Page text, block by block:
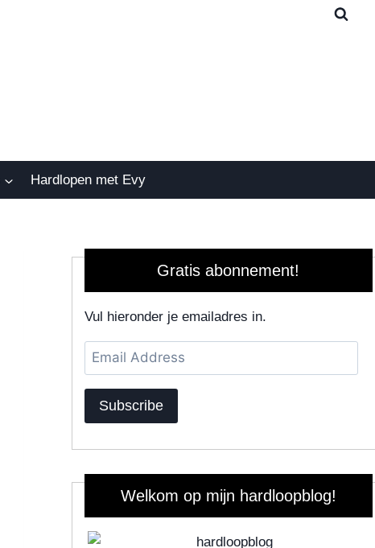
Hardlopen met Evy
Gratis abonnement!
Vul hieronder je emailadres in.
Email
Address
Subscribe
Welkom op mijn hardloopblog!